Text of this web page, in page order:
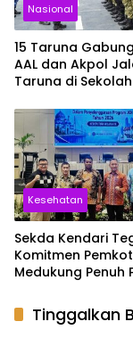
Nasional
15 Taruna
AAL dan Akpol
Taruna di
Kesehatan
Sekda Kendari
Komitmen
Medukung Penuh
Tinggalkan